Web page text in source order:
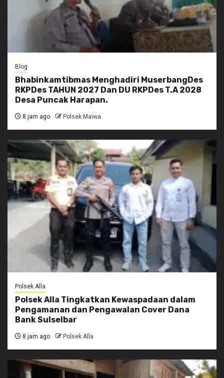
Blog
Bhabinkamtibmas Menghadiri MuserbangDes
RKPDes TAHUN 2027 Dan DU RKPDes T.A 2028
Desa Puncak Harapan.
8 jam ago Polsek Maiwa
Polsek Alla
Polsek Alla Tingkatkan Kewaspadaan dalam
Pengamanan dan Pengawalan Cover Dana
Bank Sulselbar
8 jam ago Polsek Alla